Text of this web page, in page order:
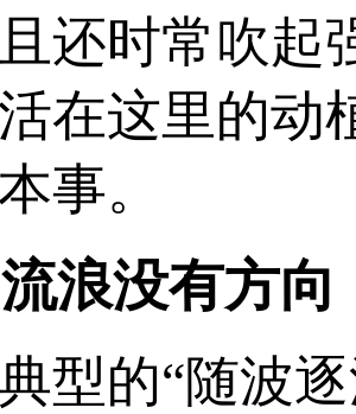
还时常吹起
在这里的动
事。
浪没有方向
型的“随波